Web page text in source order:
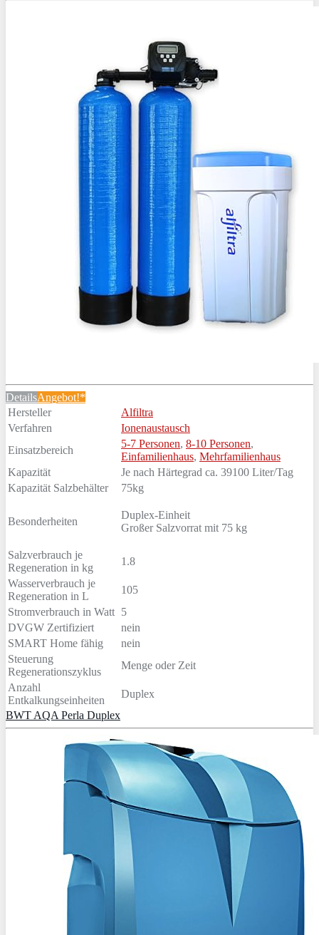
DetailsAngebot!*
Hersteller
Alfiltra
Verfahren
Ionenaustausch
Einsatzbereich
5-7 Personen, 8-10 Personen,
Einfamilienhaus, Mehrfamilienhaus
Kapazität
Je nach Härtegrad ca. 39100 Liter/Tag
Kapazität Salzbehälter
75kg
Besonderheiten
Duplex-Einheit
Großer Salzvorrat mit 75 kg
Salzverbrauch je
Regeneration in kg
1.8
Wasserverbrauch je
Regeneration in L
105
Stromverbrauch in Watt 5
DVGW Zertifiziert
nein
SMART Home fähig
nein
Steuerung
Regenerationszyklus
Menge oder Zeit
Anzahl
Entkalkungseinheiten
Duplex
BWT AQA Perla Duplex